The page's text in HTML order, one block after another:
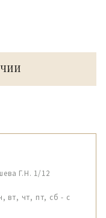
Г.Н. 1/12
вт, чт, пт, сб - с